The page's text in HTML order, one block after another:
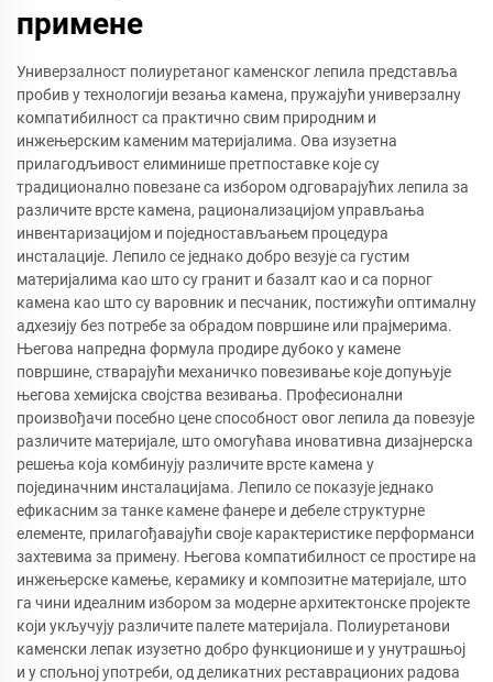
примене
Универзалност полиуретаног каменског лепила представља
пробив у технологији везања камена, пружајући универзалну
компатибилност са практично свим природним и
инжењерским каменим материјалима. Ова изузетна
прилагодљивост елиминише претпоставке које су
традиционално повезане са избором одговарајућих лепила за
различите врсте камена, рационализацијом управљања
инвентаризацијом и поједностављањем процедура
инсталације. Лепило се једнако добро везује са густим
материјалима као што су гранит и базалт као и са порног
камена као што су варовник и песчаник, постижући оптималну
адхезију без потребе за обрадом површине или прајмерима.
Његова напредна формула продире дубоко у камене
површине, стварајући механичко повезивање које допуњује
његова хемијска својства везивања. Професионални
произвођачи посебно цене способност овог лепила да повезује
различите материјале, што омогућава иновативна дизајнерска
решења која комбинују различите врсте камена у
појединачним инсталацијама. Лепило се показује једнако
ефикасним за танке камене фанере и дебеле структурне
елементе, прилагођавајући своје карактеристике перформанси
захтевима за примену. Његова компатибилност се простире на
инжењерске камење, керамику и композитне материјале, што
га чини идеалним избором за модерне архитектонске пројекте
који укључују различите палете материјала. Полиуретанови
каменски лепак изузетно добро функционише и у унутрашњој
и у спољној употреби, од деликатних реставрационих радова